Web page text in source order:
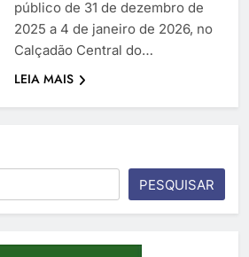
público de 31 de dezembro de
2025 a 4 de janeiro de 2026, no
Calçadão Central do…
LEIA MAIS
PESQUISAR